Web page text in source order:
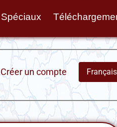
Spéciaux
Créer un compte Français